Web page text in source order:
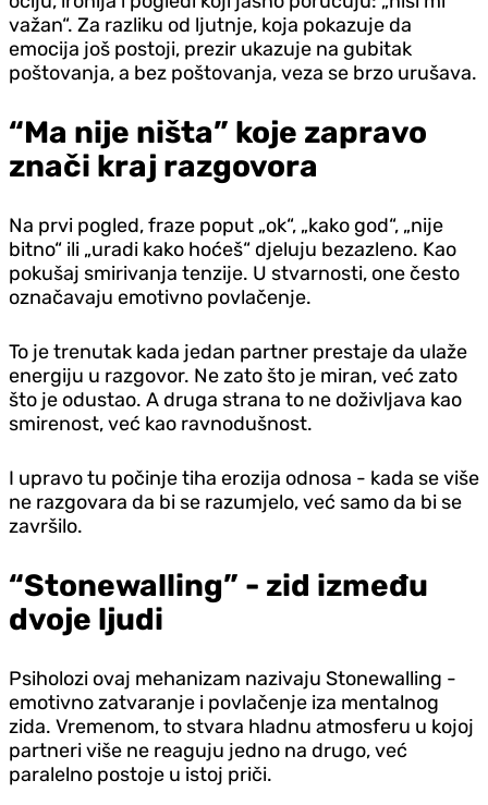
važan“. Za razliku od ljutnje, koja pokazuje da
emocija još postoji, prezir ukazuje na gubitak
poštovanja, a bez poštovanja, veza se brzo urušava.
“Ma nije ništa” koje zapravo
znači kraj razgovora
Na prvi pogled, fraze poput „ok“, „kako god“, „nije
bitno“ ili „uradi kako hoćeš“ djeluju bezazleno. Kao
pokušaj smirivanja tenzije. U stvarnosti, one često
označavaju emotivno povlačenje.
To je trenutak kada jedan partner prestaje da ulaže
energiju u razgovor. Ne zato što je miran, već zato
što je odustao. A druga strana to ne doživljava kao
smirenost, već kao ravnodušnost.
I upravo tu počinje tiha erozija odnosa - kada se više
ne razgovara da bi se razumjelo, već samo da bi se
završilo.
“Stonewalling” - zid između
dvoje ljudi
Psiholozi ovaj mehanizam nazivaju Stonewalling -
emotivno zatvaranje i povlačenje iza mentalnog
zida. Vremenom, to stvara hladnu atmosferu u kojoj
partneri više ne reaguju jedno na drugo, već
paralelno postoje u istoj priči.